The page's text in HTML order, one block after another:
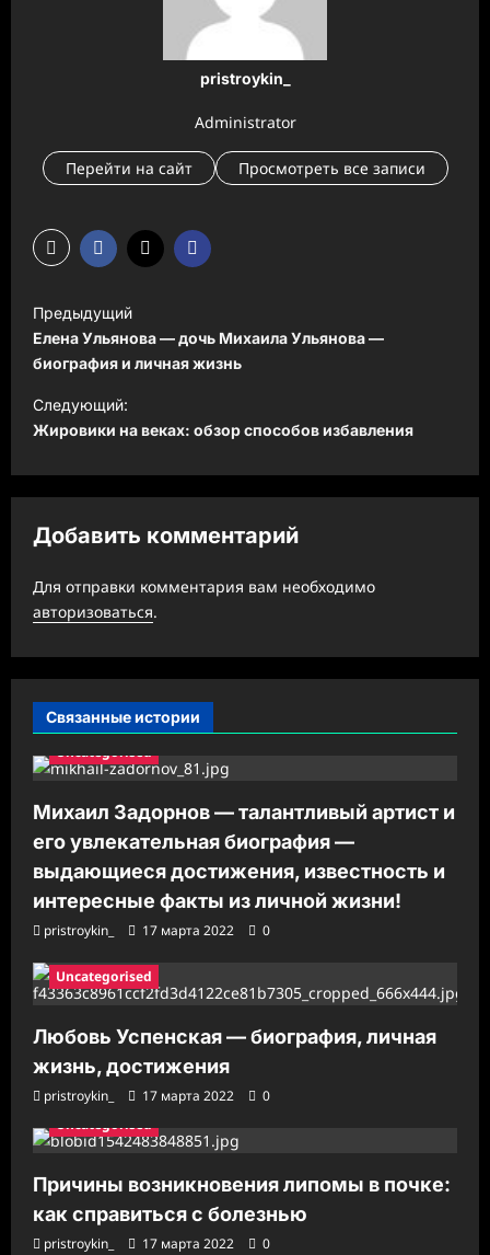
pristroykin_
Administrator
Перейти на сайт Просмотреть все записи
Н
а
в
и
г
а
ц
и
з
п
и
с
и
Предыдущий
Елена Ульянова — дочь Михаила Ульянова —
биография и личная жизнь
Следующий:
Жировики на веках: обзор способов избавления
Добавить комментарий
Для отправки комментария вам необходимо
авторизоваться.
Связанные истории
Uncategorised
Михаил Задорнов — талантливый артист и
его увлекательная биография —
выдающиеся достижения, известность и
интересные факты из личной жизни!
pristroykin_ 17 марта 2022 0
Uncategorised
Любовь Успенская — биография, личная
жизнь, достижения
pristroykin_ 17 марта 2022
0
Uncategorised
Причины возникновения липомы в почке:
как справиться с болезнью
pristroykin_ 17 марта 2022 0